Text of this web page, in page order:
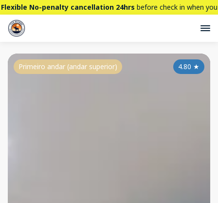
Flexible No-penalty cancellation 24hrs before check in when you
book directly here. BTW,
4.80 ★
Primeiro andar (andar superior)